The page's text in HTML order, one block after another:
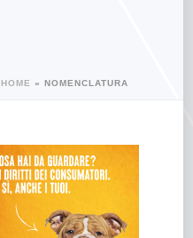
HOME » NOMENCLATURA